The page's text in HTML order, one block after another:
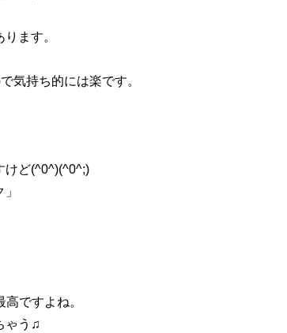
ます。
気持ち的には楽です。
けど(^0^)(^0^;)
ですよね。
ゃう♫